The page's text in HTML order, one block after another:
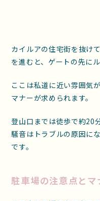
カイルアの住宅街を抜け
を進むと、ゲートの先に
ここは私道に近い雰囲気
マナーが求められます。
登山口までは徒歩で約20
騒音はトラブルの原因に
です。
駐車場の注意点とマ